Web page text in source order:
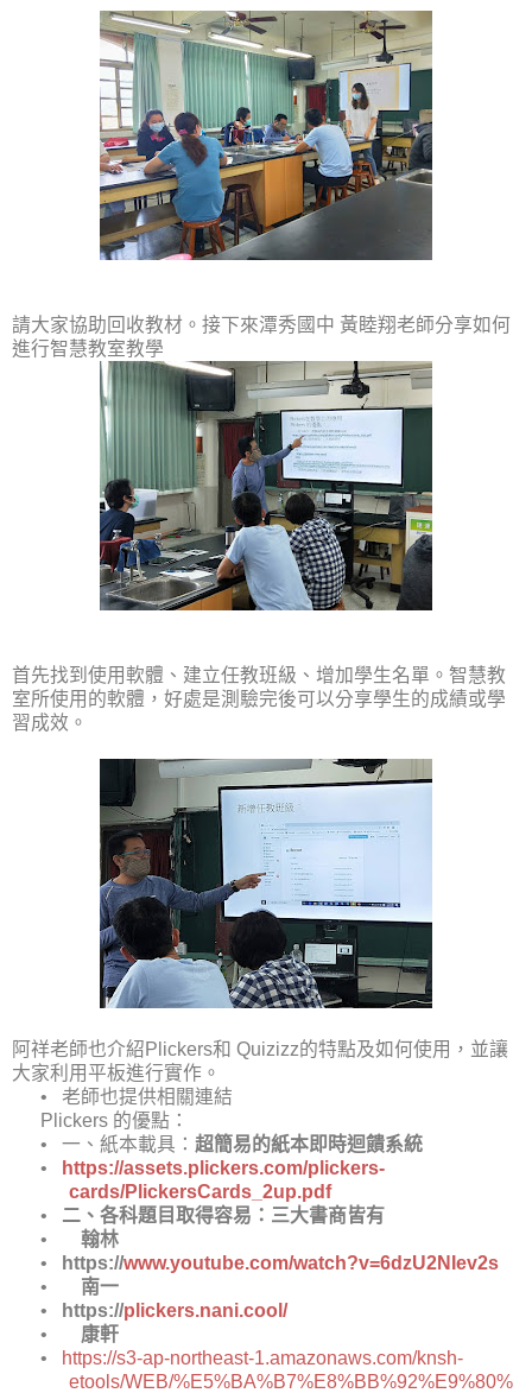
請大家協助回收教材。 接下來潭秀國中 黃睦翔老師分享如何
進行智慧教室教學
首先找到使用軟體、建立任教班級、增加學生名單。 智慧教
室所使用的軟體， 好處是測驗完後可以分享學生的成績或學
習成效。
阿祥老師也介紹Plickers和 Quizizz的特點及如何使用，並讓
大家利用平板進行實作。
•
老師也提供相關連結
Plickers 的優點：
•
一、紙本載具： 超簡易的紙本即時迴饋系統
•
https://assets.plickers.com/plickers-
cards/PlickersCards_2up.pdf
•
二、各科題目取得容易：三大書商皆有
•
翰林
•
https://www.youtube.com/watch?v=6dzU2NIev2s
•
南一
•
https://plickers.nani.cool /
•
康軒
•
https://s3-ap-northeast-1.amazonaws.com/knsh-
etools/WEB/%E5%BA%B7%E8%BB%92%E9%80%